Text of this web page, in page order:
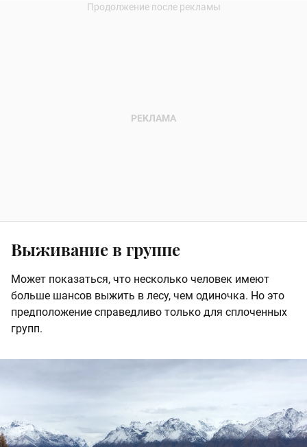
Выживание в группе
Может показаться, что несколько человек имеют
больше шансов выжить в лесу, чем одиночка. Но это
предположение справедливо только для сплоченных
групп.